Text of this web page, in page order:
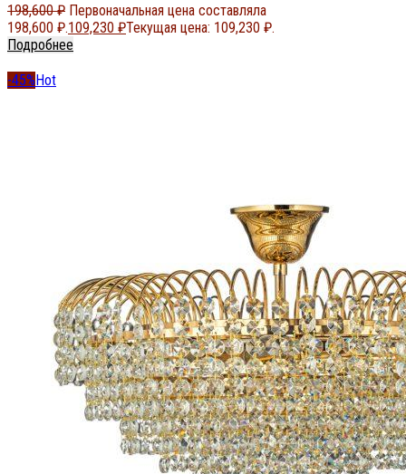
198,600₽ Первоначальная цена составляла
198,600 ₽.109,230 ₽Текущая цена: 109,230 ₽.
Подробнее
-45%Hot